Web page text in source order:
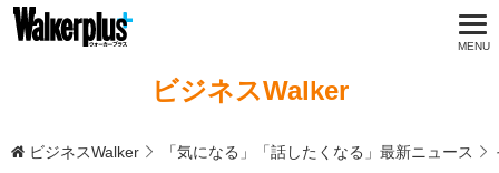
ビジネスWalker
ビジネスWalker 「気になる」「話したくなる」最新ニュース